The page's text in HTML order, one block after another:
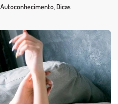
Autoconhecimento Dicas